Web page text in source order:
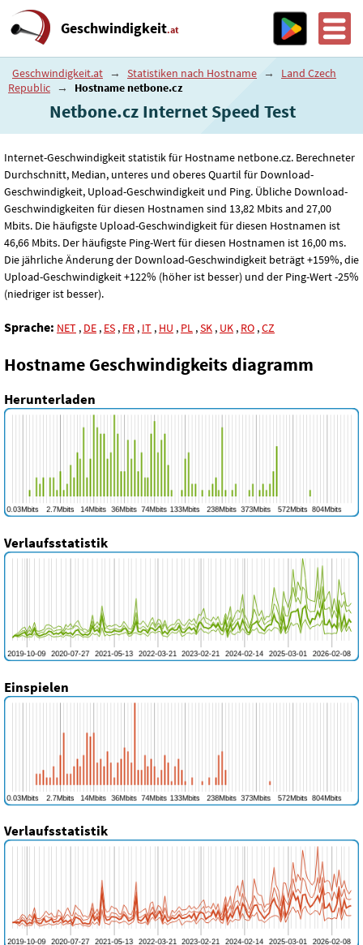
Geschwindigkeit.at
Geschwindigkeit.at → Statistiken nach Hostname →
Land Czech
Republic → Hostname netbone.cz
Netbone.cz Internet Speed ​​Test
Internet-Geschwindigkeit statistik für Hostname netbone.cz. Berechneter
Durchschnitt, Median, unteres und oberes Quartil für Download-
Geschwindigkeit, Upload-Geschwindigkeit und Ping. Übliche Download-
Geschwindigkeiten für diesen Hostnamen sind 13,82 Mbits and 27,00
Mbits. Die häufigste Upload-Geschwindigkeit für diesen Hostnamen ist
46,66 Mbits. Der häufigste Ping-Wert für diesen Hostnamen ist 16,00 ms.
Die jährliche Änderung der Download-Geschwindigkeit beträgt +159%, die
Upload-Geschwindigkeit +122% (höher ist besser) und der Ping-Wert -25%
(niedriger ist besser).
Sprache: NET , DE , ES , FR , IT , HU , PL ,SK , UK , RO ,CZ
Hostname Geschwindigkeits diagramm
Herunterladen
Verlaufsstatistik
Einspielen
Verlaufsstatistik